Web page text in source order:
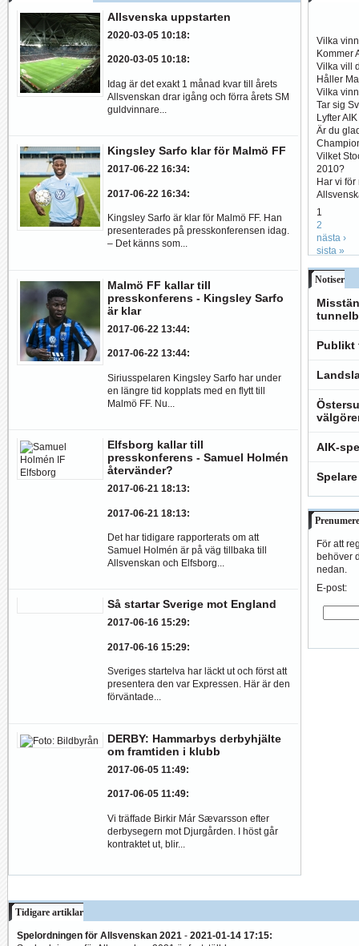
Allsvenska uppstarten
2020-03-05 10:18:
2020-03-05 10:18:
Idag är det exakt 1 månad kvar till årets
Allsvenskan drar igång och förra årets SM
guldvinnare...
Kingsley Sarfo klar för Malmö FF
2017-06-22 16:34:
2017-06-22 16:34:
Kingsley Sarfo är klar för Malmö FF. Han
presenterades på presskonferensen idag.
– Det känns som...
Malmö FF kallar till
presskonferens - Kingsley Sarfo
är klar
2017-06-22 13:44:
2017-06-22 13:44:
Siriusspelaren Kingsley Sarfo har under
en längre tid kopplats med en flytt till
Malmö FF. Nu...
Elfsborg kallar till
presskonferens - Samuel Holmén
återvänder?
2017-06-21 18:13:
2017-06-21 18:13:
Det har tidigare rapporterats om att
Samuel Holmén är på väg tillbaka till
Allsvenskan och Elfsborg...
Så startar Sverige mot England
2017-06-16 15:29:
2017-06-16 15:29:
Sveriges startelva har läckt ut och först att
presentera den var Expressen. Här är den
förväntade...
DERBY: Hammarbys derbyhjälte
om framtiden i klubb
2017-06-05 11:49:
2017-06-05 11:49:
Vi träffade Birkir Már Sævarsson efter
derbysegern mot Djurgården. I höst går
kontraktet ut, blir...
Vilka
Kommer
Vilka vill
Håller
Vilka
Tar sig
Lyfter
Är du
Vilket
2010?
Har vi
1
2
nästa ›
sista »
Notiser
Publikt
AIK-
För att
behöver
nedan.
E-post:
Tidigare artiklar
Spelordningen för Allsvenskan 2021 - 2021-01-14 17:15: